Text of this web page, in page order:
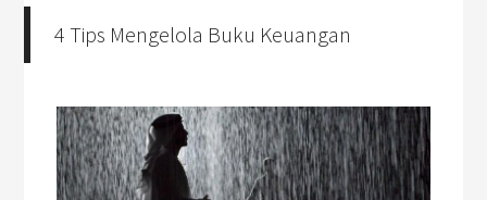
4 Tips Mengelola Buku Keuangan